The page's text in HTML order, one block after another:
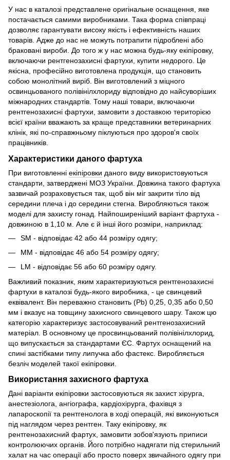
У нас в каталозі представлене оригінальне оснащення, яке
постачається самими виробниками. Така форма співпраці
дозволяє гарантувати високу якість і ефективність наших
товарів. Адже до нас не можуть потрапити підроблені або
браковані вироби. До того ж у нас можна будь-яку екіпіровку,
включаючи рентгенозахисні фартухи, купити недорого. Це
якісна, професійно виготовлена продукція, що становить
собою монолітний виріб. Він виготовлений з міцного
освинцьованого полівінілхлориду відповідно до найсуворіших
міжнародних стандартів. Тому наші товари, включаючи
рентгенозахисні фартухи, замовити з доставкою територією
всієї країни вважають за краще представники ветеринарних
клінік, які по-справжньому піклуються про здоров'я своїх
працівників.
Характеристики даного фартуха
При виготовленні екіпіровки даного виду використовуються
стандарти, затверджені МОЗ України. Довжина такого фартуха
зазвичай розраховується так, щоб він міг закрити тіло від
середини плеча і до середини стегна. Виробляються також
моделі для захисту гонад. Найпоширеніший варіант фартуха -
довжиною в 1,10 м. Але є й інші його розміри, наприклад:
SM - відповідає 42 або 44 розміру одягу;
MM - відповідає 46 або 54 розміру одягу;
LM - відповідає 56 або 60 розміру одягу.
Важливий показник, яким характеризуються рентгенозахисні
фартухи в каталозі будь-якого виробника, - це свинцевий
еквівалент. Він переважно становить (Pb) 0,25, 0,35 або 0,50
мм і вказує на товщину захисного свинцевого шару. Також цю
категорію характеризує застосовуваний рентгенозахисний
матеріал. В основному це просвинцьований полівінілхлорид,
що випускається за стандартами ЄС. Фартух оснащений на
спині застібками типу липучка або фастекс. Виробляється
безліч моделей такої екіпіровки.
Використання захисного фартуха
Дані варіанти екіпіровки застосовуються як захист хірурга,
анестезіолога, ангіографа, кардіохірурга, фахівця з
лапароскопії та рентгенолога в ході операцій, які виконуються
під наглядом через рентген. Таку екіпіровку, як
рентгенозахисний фартух, замовити зобов'язують приписи
контролюючих органів. Його потрібно надягати під стерильний
халат на час операції або просто поверх звичайного одягу при